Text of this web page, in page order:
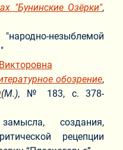
"Бунинские Озёрки",
незыблемой
обозрение,
(М.), № 183, с. 378-
создания,
рецепции